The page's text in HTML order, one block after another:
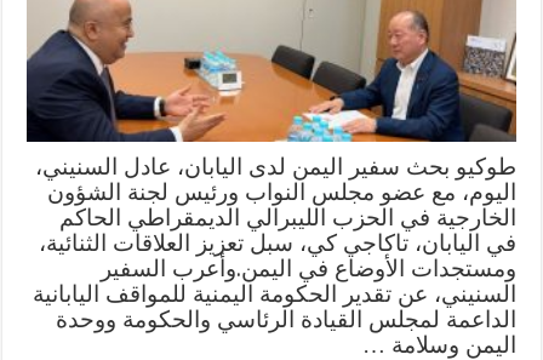
طوكيو بحث سفير اليمن لدى اليابان، عادل السنيني،
اليوم، مع عضو مجلس النواب ورئيس لجنة الشؤون
الخارجية في الحزب الليبرالي الديمقراطي الحاكم
في اليابان، تاكاجي كي، سبل تعزيز العلاقات الثنائية،
ومستجدات الأوضاع في اليمن.وأعرب السفير
السنيني، عن تقدير الحكومة اليمنية للمواقف اليابانية
الداعمة لمجلس القيادة الرئاسي والحكومة ووحدة
اليمن وسلامة …